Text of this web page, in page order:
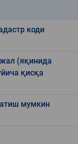
коди
(яқинида
қисқа
мумкин